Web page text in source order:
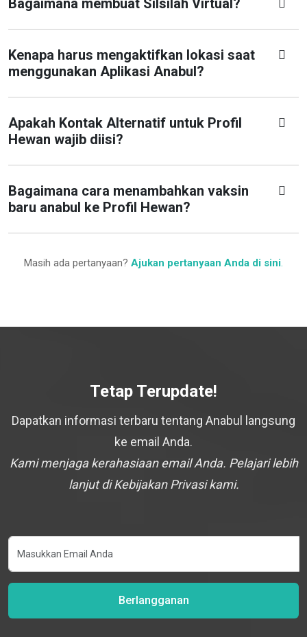
Bagaimana membuat Silsilah Virtual?
Kenapa harus mengaktifkan lokasi saat
menggunakan Aplikasi Anabul?
Apakah Kontak Alternatif untuk Profil
Hewan wajib diisi?
Bagaimana cara menambahkan vaksin
baru anabul ke Profil Hewan?
Masih ada pertanyaan? Ajukan pertanyaan Anda di sini.
Tetap Terupdate!
Dapatkan informasi terbaru tentang Anabul langsung
ke email Anda.
Kami menjaga kerahasiaan email Anda. Pelajari lebih
lanjut di Kebijakan Privasi kami.
Berlangganan